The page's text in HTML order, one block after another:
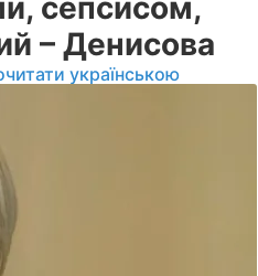
сепсисом,
– Денисова
українською